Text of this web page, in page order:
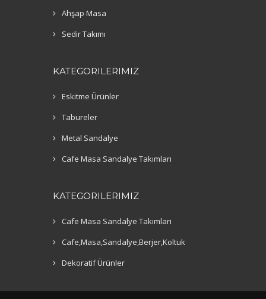
Ahşap Masa
Sedir Takımı
KATEGORILERIMIZ
Eskitme Ürünler
Tabureler
Metal Sandalye
Cafe Masa Sandalye Takımları
KATEGORILERIMIZ
Cafe Masa Sandalye Takımları
Cafe,Masa,Sandalye,Berjer,Koltuk
Dekoratif Ürünler